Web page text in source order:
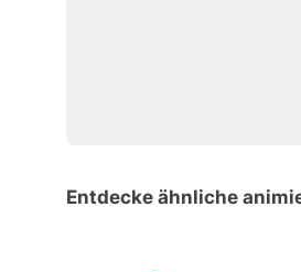
Entdecke ähnliche